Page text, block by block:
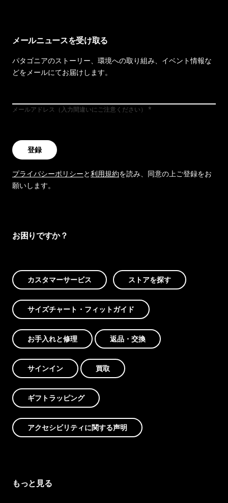
メールニュースを受け取る
パタゴニアのストーリー、環境への取り組み、イベント情報な
どをメールにてお届けします。
メールアドレス（入力間違いにご注意ください）
登録
プライバシーポリシーと利用規約を読み、同意の上ご登録をお
願いします。
お困りですか？
カスタマーサービス ストアを探す
サイズチャート・フィットガイド
お手入れと修理 返品・交換
サインイン 買取
ギフトラッピング
アクセシビリティに関する声明
もっと見る